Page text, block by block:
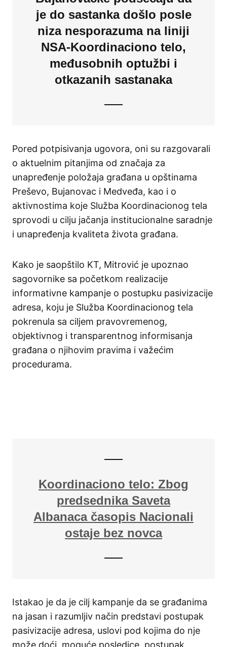
je do sastanka došlo posle
niza nesporazuma na liniji
NSA-Koordinaciono telo,
međusobnih optužbi i
otkazanih sastanaka
Pored potpisivanja ugovora, oni su razgovarali
o aktuelnim pitanjima od značaja za
unapređenje položaja građana u opštinama
Preševo, Bujanovac i Medveđa, kao i o
aktivnostima koje Služba Koordinacionog tela
sprovodi u cilju jačanja institucionalne saradnje
i unapređenja kvaliteta života građana.
Kako je saopštilo KT, Mitrović je upoznao
sagovornike sa početkom realizacije
informativne kampanje o postupku pasivizacije
adresa, koju je Služba Koordinacionog tela
pokrenula sa ciljem pravovremenog,
objektivnog i transparentnog informisanja
građana o njihovim pravima i važećim
procedurama.
Koordinaciono telo: Zbog
predsednika Saveta
Albanaca časopis Nacionali
ostaje bez novca
Istakao je da je cilj kampanje da se građanima
na jasan i razumljiv način predstavi postupak
pasivizacije adresa, uslovi pod kojima do nje
može doći, moguće posledice, postupak